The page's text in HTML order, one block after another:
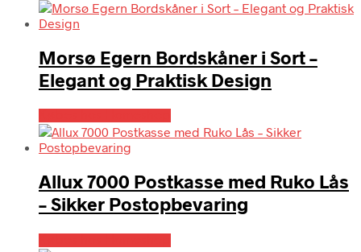
Morsø Egern Bordskåner i Sort –
Elegant og Praktisk Design
Allux 7000 Postkasse med Ruko Lås
– Sikker Postopbevaring